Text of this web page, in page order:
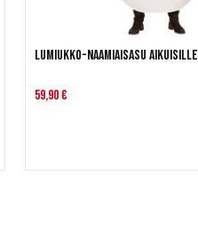
Lumiukko-naamiaisasu aikuisille
59,90 €